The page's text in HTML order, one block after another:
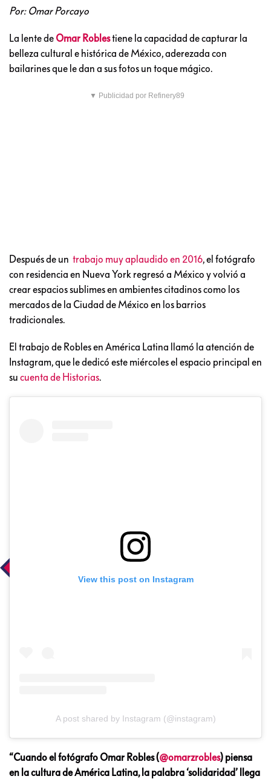
Por: Omar Porcayo
La lente de Omar Roblestiene la capacidad de capturar la
belleza cultural e histórica de México, aderezada con
bailarines que le dan a sus fotos un toque mágico.
▼ Publicidad por Refinery89
Después de un trabajo muy aplaudido en 2016, el fotógrafo
con residencia en Nueva York regresó a México y volvió a
crear espacios sublimes en ambientes citadinos como los
mercados de la Ciudad de México en los barrios
tradicionales.
El trabajo de Robles en América Latina llamó la atención de
Instagram, que le dedicó este miércoles el espacio principal en
su cuenta de Historias.
View this post on Instagram
A post shared by Instagram (@instagram)
“Cuando el fotógrafo Omar Robles (@omarzrobles) piensa
en la cultura de América Latina, la palabra ‘solidaridad’ llega